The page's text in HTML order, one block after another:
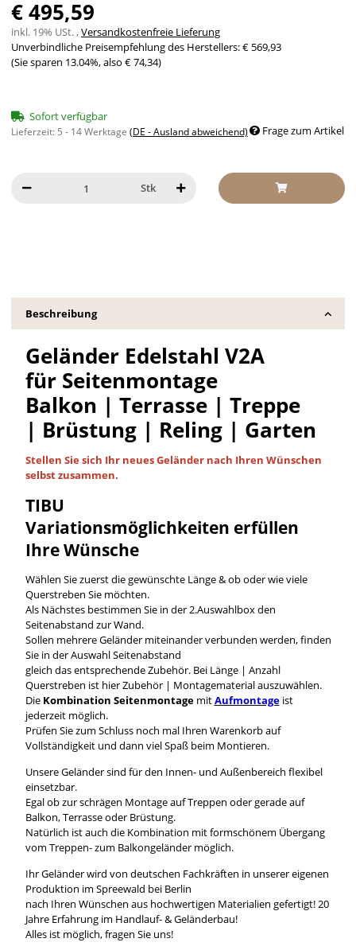
€ 495,59
inkl. 19% USt. ,Versandkostenfreie Lieferung
Unverbindliche Preisempfehlung des Herstellers:€ 569,93
(Sie sparen 13.04%, also € 74,34)
Sofort verfügbar
Lieferzeit: 5 - 14 Werktage (DE - Ausland abweichend) Frage zum Artikel
Stk
Beschreibung
Geländer Edelstahl V2A
für Seitenmontage
Balkon | Terrasse | Treppe
| Brüstung | Reling | Garten
Stellen Sie sich Ihr neues Geländer nach Ihren Wünschen
selbstzusammen.
TIBU
Variationsmöglichkeiten erfüllen
Ihre Wünsche
Wählen Sie zuerst die gewünschte Länge & ob oder wie viele
Querstreben Sie möchten.
Als Nächstes bestimmen Sie in der 2.Auswahlbox den
Seitenabstand zur Wand.
Sollen mehrere Geländer miteinander verbunden werden, finden
Sie in der Auswahl Seitenabstand
gleich das entsprechende Zubehör. Bei Länge | Anzahl
Querstreben ist hier Zubehör | Montagematerial auszuwählen.
Die Kombination Seitenmontage mitAufmontageist
jederzeit möglich.
Prüfen Sie zum Schluss noch mal Ihren Warenkorb auf
Vollständigkeit und dann viel Spaß beim Montieren.
Unsere Geländer sind für den Innen- und Außenbereich flexibel
einsetzbar.
Egal ob zur schrägen Montage auf Treppen oder gerade auf
Balkon, Terrasse oder Brüstung.
Natürlich ist auch die Kombination mit formschönem Übergang
vom Treppen- zum Balkongeländer möglich.
Ihr Geländer wird von deutschen Fachkräften in unserer eigenen
Produktion im Spreewald bei Berlin
nach Ihren Wünschen aus hochwertigen Materialien gefertigt! 20
Jahre Erfahrung im Handlauf- & Geländerbau!
Alles ist möglich, fragen Sie uns!